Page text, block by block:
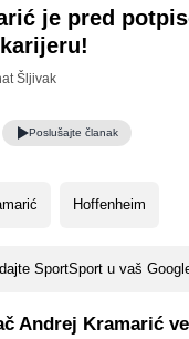
je pred
Šljivak
Poslušajte članak
Hoffenheim
SportSport u vaš
Andrej Kramarić